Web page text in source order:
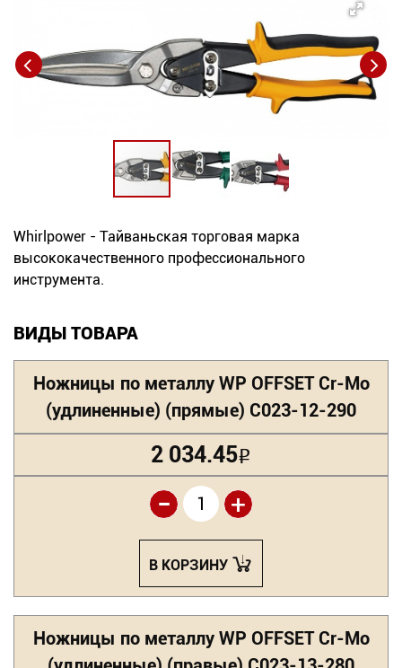
Документация
Оплата и доставка
+7
(831)
282-
01-
01
Whirlpower - Тайваньская торговая марка
высококачественного профессионального
инструмента.
ВИДЫ ТОВАРА
Ножницы по металлу WP OFFSET Cr-Mo
(удлиненные) (прямые) С023-12-290
2 034.45Р
+
-
В КОРЗИНУ
Ножницы по металлу WP OFFSET Cr-Mo